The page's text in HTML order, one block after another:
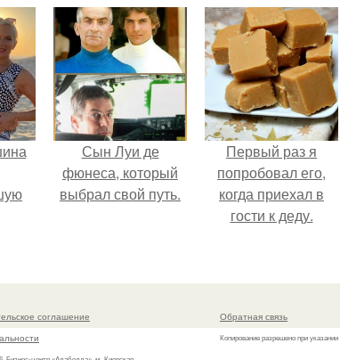
Сын Луи де
фюнеса, который
выбрал свой путь.
Первый раз я
попробовал его,
когда приехал в
гости к деду.
соглашение
Обратная связь
Копирование разрешено при